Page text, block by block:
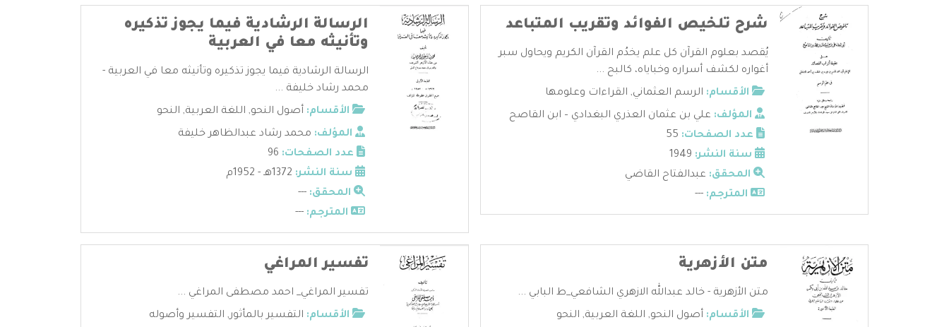
شرح تلخيص الفوائد وتقريب المتباعد
يُقصد بعلوم القرآن كل علم يخدُم القرآن الكريم ويحاول سبر
أغواره لكشف أسراره وخباياه، كالبح ...
الأقسام: الرسم العثماني, القراءات وعلومها
المؤلف: علي بن عثمان العذري البغدادي – ابن القاصح
عدد الصفحات:
سنة النشر:
المحقق: عبدالفتاح القاضي
المترجم: ---
الرسالة الرشادية فيما يجوز تذكيره
وتأنيثه معا في العربية
الرسالة الرشادية فيما يجوز تذكيره وتأنيثه معا في العربية -
محمد رشاد خليفة ...
الأقسام: أصول النحو, اللغة العربية, النحو
المؤلف: محمد رشاد عبدالظاهر خليفة
عدد الصفحات:
سنة النشر:
المحقق: ---
المترجم: ---
متن الأزهرية
متن الأزهرية - خالد عبدالله الازهري الشافعي_ط البابي ...
الأقسام: أصول النحو, اللغة العربية, النحو
تفسير المراغي
تفسير المراغي_ احمد مصطفى المراغي ...
الأقسام: التفسير بالمأثور, التفسير وأصوله